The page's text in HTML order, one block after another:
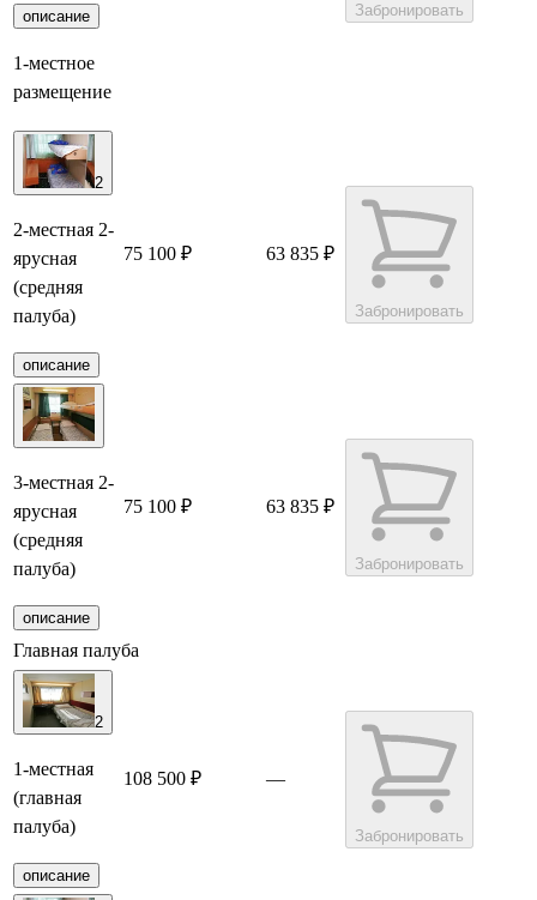
описание
1-местное
размещение
Забронировать
2
2-местная 2-
ярусная
(средняя
палуба)
описание
75 100 ₽ 63 835 ₽
Забронировать
3-местная 2-
ярусная
(средняя
палуба)
описание
75 100 ₽ 63 835 ₽
Забронировать
Главная палуба
2
1-местная
(главная
палуба)
описание
108 500 ₽ —
Забронировать